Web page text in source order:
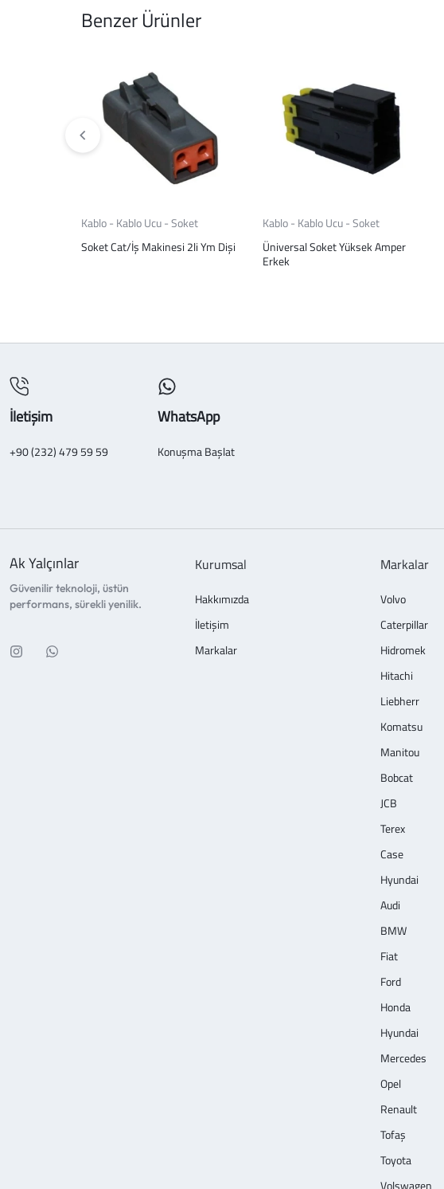
Benzer Ürünler
Kablo - Kablo Ucu - Soket
Soket Cat/İş Makinesi 2li Ym Dişi
Kablo - Kablo Ucu - Soket
Üniversal Soket Yüksek Amper
Erkek
İletişim
+90 (232) 479 59 59
WhatsApp
Konuşma Başlat
Ak Yalçınlar
Güvenilir teknoloji, üstün
performans, sürekli yenilik.
Kurumsal
Hakkımızda
İletişim
Markalar
Markalar
Volvo
Caterpillar
Hidromek
Hitachi
Liebherr
Komatsu
Manitou
Bobcat
JCB
Terex
Case
Hyundai
Audi
BMW
Fiat
Ford
Honda
Hyundai
Mercedes
Opel
Renault
Tofaş
Toyota
Volswagen